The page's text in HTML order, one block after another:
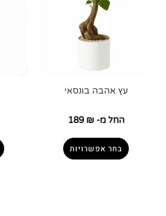
עץ אהבה בונסאי
החל מ- 189 ₪
בחר אפשרויות